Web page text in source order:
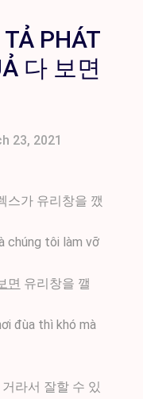
TẢ PHÁT
다 보면
23, 2021
스가 유리창을 깼
chúng tôi làm vỡ
면 유리창을 깰
đùa thì khó mà
라서 잘할 수 있